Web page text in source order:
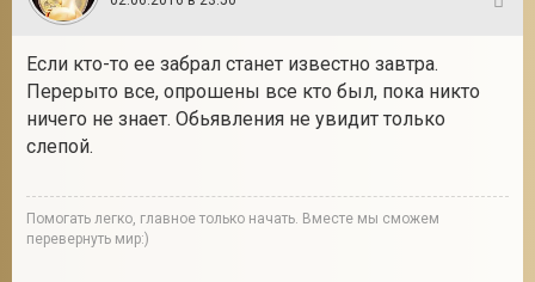
Если кто-то ее забрал станет известно завтра.
Перерыто все, опрошены все кто был, пока никто
ничего не знает. Обьявления не увидит только
слепой.
Помогать легко, главное только начать. Вместе мы сможем
перевернуть мир:)